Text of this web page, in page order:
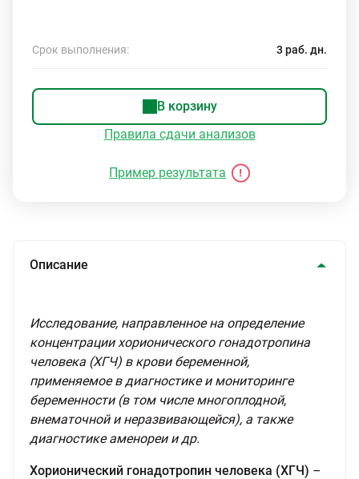
Срок выполнения: 3 раб. дн.
В корзину
Правила сдачи анализов
Пример результата
Описание
Исследование, направленное на определение
концентрации хорионического гонадотропина
человека (ХГЧ) в крови беременной,
применяемое в диагностике и мониторинге
беременности (в том числе многоплодной,
внематочной и неразвивающейся), а также
диагностике аменореи и др.
Хорионический гонадотропин человека (ХГЧ) –